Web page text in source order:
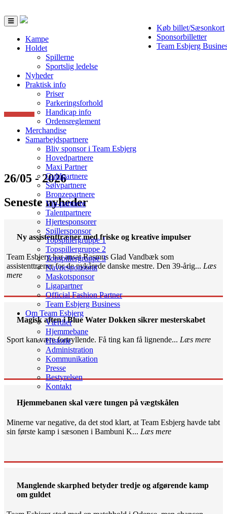
Køb billet/Sæsonkort
Sponsorbilletter
Team Esbjerg
Toggle
navigation
Kampe
Holdet
Spillerne
Sportslig ledelse
Nyheder
Praktisk info
Priser
Parkeringsforhold
Handicap info
Ordensreglement
Merchandise
Samarbejdspartnere
Bliv sponsor i Team Esbjerg
Hovedpartnere
Maxi Partner
Guldpartnere
Sølvpartnere
Bronzepartnere
Vip-partnere
Talentpartnere
Hjertesponsorer
Spillersponsor
Topspillergruppe 1
Topspillergruppe 2
Topspillergruppe 3
Navnesponsorat
Maskotsponsor
Ligapartner
Official Fashion Partner
Team Esbjerg Business
Om Team Esbjerg
Værdier
Hjemmebane
Historie
Administration
Kommunikation
Presse
Bestyrelsen
Kontakt
26/05 - 2026
Seneste nyheder
Ny assistenttræner med friske og kreative impulser
Team Esbjerg har ansat Rasmus Glad Vandbæk som
assistenttræner for de nykårede danske mestre. Den 39-årig... Læs
mere
Magisk aften i Blue Water Dokken sikrer mesterskabet
Sport kan være fortryllende. Få ting kan få lignende... Læs mere
Hjemmebanen skal være tungen på vægtskålen
Minerne var negative, da det stod klart, at Team Esbjerg havde tabt
sin første kamp i sæsonen i Bambuni K... Læs mere
Manglende skarphed betyder tredje og afgørende kamp
om guldet